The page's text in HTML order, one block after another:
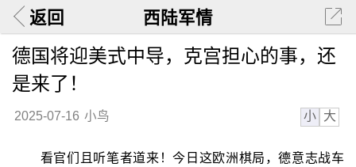
返回 西陆军情
德国将迎美式中导，克宫担心的事，还
是来了！
2025-07-16 小鸟 小 大
看官们且听笔者道来！今日这欧洲棋局，德意志战车